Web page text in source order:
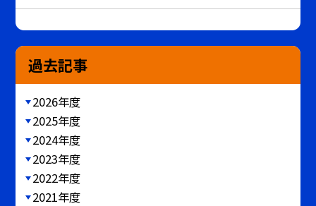
過去記事
2026年度
2025年度
2024年度
2023年度
2022年度
2021年度